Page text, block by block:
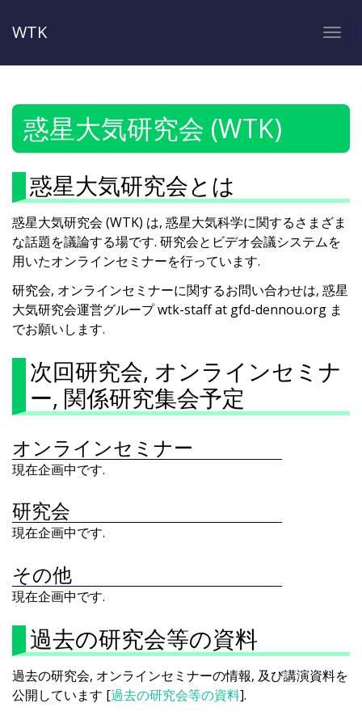
WTK
惑星大気研究会 (WTK)
惑星大気研究会とは
惑星大気研究会 (WTK) は, 惑星大気科学に関するさまざま
な話題を議論する場です. 研究会とビデオ会議システムを
用いたオンラインセミナーを行っています.
研究会, オンラインセミナーに関するお問い合わせは, 惑星
大気研究会運営グループ wtk-staff at gfd-dennou.org ま
でお願いします.
次回研究会, オンラインセミナ
ー, 関係研究集会予定
オンラインセミナー
現在企画中です.
研究会
現在企画中です.
その他
現在企画中です.
過去の研究会等の資料
過去の研究会, オンラインセミナーの情報, 及び講演資料を
公開しています [過去の研究会等の資料].